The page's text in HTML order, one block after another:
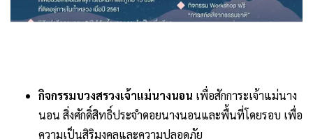
กิจกรรมบวงสรวงเจ้าแม่นางนอน เพื่อสักการะเจ้าแม่นาง
นอน สิ่งศักดิ์สิทธิ์ประจำดอยนางนอนและพื้นที่โดยรอบ เพื่อ
ความเป็นสิริมงคลและความปลอดภัย